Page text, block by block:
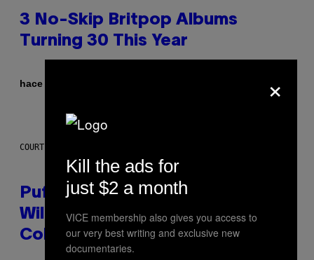
3 No-Skip Britpop Albums
Turning 30 This Year
hace 6 horas
COURTESY OF PUFFCO
Puffco Went Full Gamer With Its
Wild New Plasma Peak Pro
Colorway
×
Kill the ads for
just $2 a month
VICE membership also gives you access to
our very best writing and exclusive new
documentaries.